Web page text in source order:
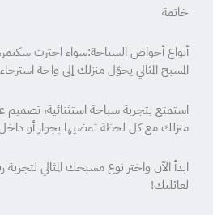
خاتمة
أنواع أحواض السباحة:سواء اخترت سكيمر،
المسبح المثالي يحوّل منزلك إلى واحة
استمتع بتجربة سباحة استثنائية،
منزلك مع كل لحظة تمضيها بجوار أو داخل
ابدأ الآن واختر نوع مسبحك المثالي
لعائلتك!